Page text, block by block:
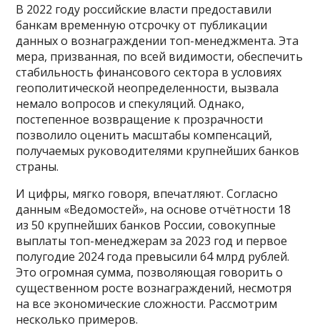
В 2022 году российские власти предоставили
банкам временную отсрочку от публикации
данных о вознаграждении топ-менеджмента. Эта
мера, призванная, по всей видимости, обеспечить
стабильность финансового сектора в условиях
геополитической неопределенности, вызвала
немало вопросов и спекуляций. Однако,
постепенное возвращение к прозрачности
позволило оценить масштабы компенсаций,
получаемых руководителями крупнейших банков
страны.
И цифры, мягко говоря, впечатляют. Согласно
данным «Ведомостей», на основе отчётности 18
из 50 крупнейших банков России, совокупные
выплаты топ-менеджерам за 2023 год и первое
полугодие 2024 года превысили 64 млрд рублей.
Это огромная сумма, позволяющая говорить о
существенном росте вознаграждений, несмотря
на все экономические сложности. Рассмотрим
несколько примеров.